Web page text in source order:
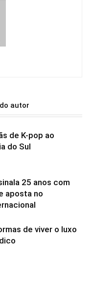
autor
de K-pop ao
do Sul
25 anos com
aposta no
de viver o luxo